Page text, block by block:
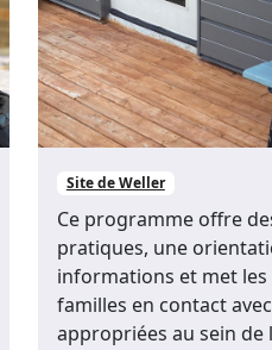
Site de Weller
Ce programme offre
pratiques, une
informations et met les
familles en contact
appropriées au sein de